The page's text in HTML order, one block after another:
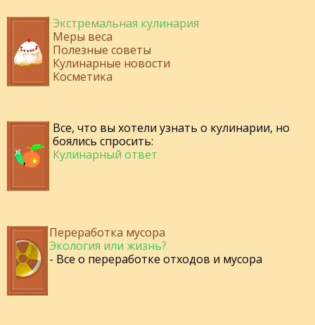
Экстремальная кулинария
Меры веса
Полезные советы
Кулинарные новости
Косметика
Все, что вы хотели узнать о кулинарии, но
боялись спросить:
Кулинарный ответ
Переработка мусора
Экология или жизнь?
- Все о переработке отходов и мусора